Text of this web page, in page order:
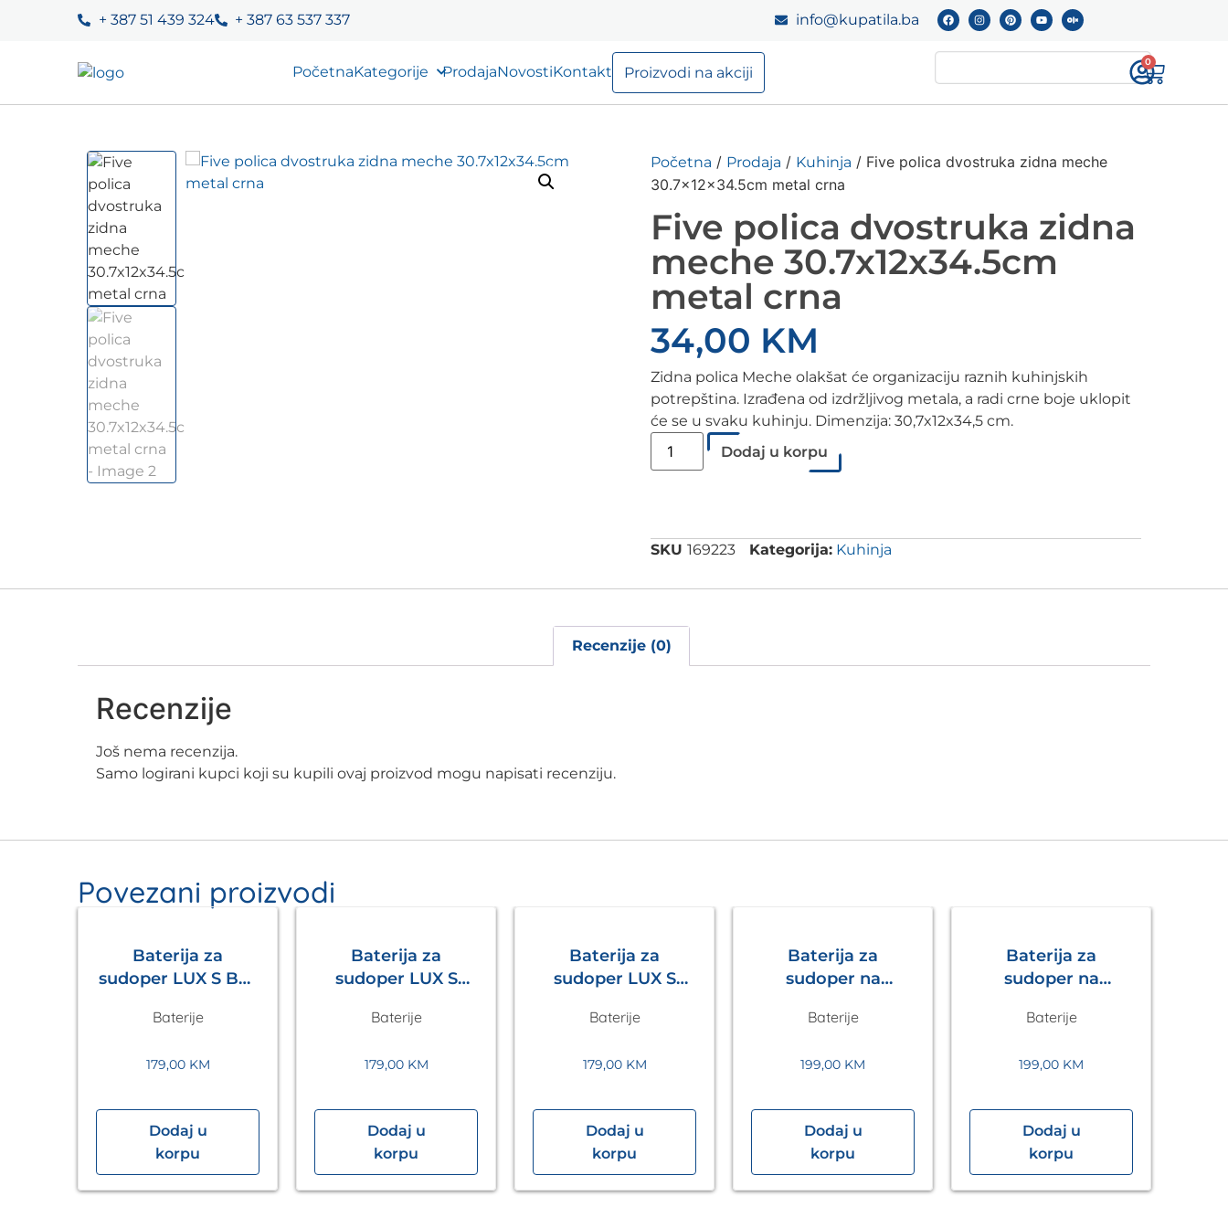
+ 387 51 439 324 + 387 63 537 337 info@kupatila.ba
PočetnaKategorije ProdajaNovostiKontakt Proizvodi na akciji
0
Početna / Prodaja / Kuhinja / Five polica dvostruka zidna meche
30.7x12x34.5cm metal crna
Five polica dvostruka zidna
meche 30.7x12x34.5cm
metal crna
34,00 KM
Zidna polica Meche olakšat će organizaciju raznih kuhinjskih
potrepština. Izrađena od izdržljivog metala, a radi crne boje uklopit
će se u svaku kuhinju. Dimenzija: 30,7x12x34,5 cm.
Dodaj u korpu
SKU 169223 Kategorija: Kuhinja
Recenzije (0)
Recenzije
Još nema recenzija.
Samo logirani kupci koji su kupili ovaj proizvod mogu napisati recenziju.
Povezani proizvodi
Baterija za
sudoper LUX S Bež
Baterije
179,00 KM
Dodaj u
korpu
Baterija za
sudoper LUX S
Metalac
Baterije
179,00 KM
Dodaj u
korpu
Baterija za
sudoper LUX S
Baterije
179,00 KM
Dodaj u
korpu
Baterija za
sudoper na
Bež Metalac
Baterije
199,00 KM
Dodaj u
korpu
Baterija za
sudoper na
Tamno Siva
Baterije
199,00 KM
Dodaj u
korpu